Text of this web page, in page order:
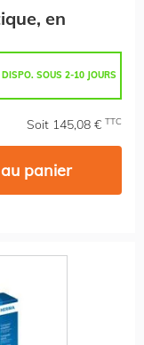
en
SOUS 2-10 JOURS
Soit 145,08 € TTC
panier